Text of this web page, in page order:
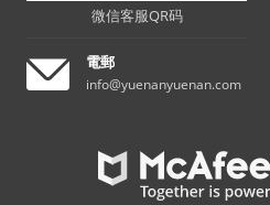
微信客服QR码
電郵
info@yuenanyuenan.com